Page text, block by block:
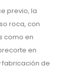
previo, la
roca, con
como en
en
fabricación de